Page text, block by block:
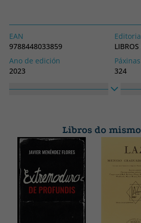
biografía de Richard Wayne
Estados Unidos), quien fue, hasta su
dios vivo del rock, el gran Little
aclamado biógrafo de íconos
musical de Little Richard, su vida
racismo, sus relaciones con otros
época y con los medios de
EAN
9788448033859
Ano de edición
2023
Páxinas
324
Idioma
150
Libros do